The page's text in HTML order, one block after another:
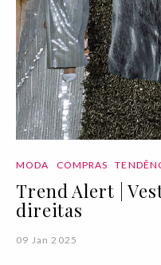
MODA COMPRAS
Trend Alert |
direitas
09 Jan 2025